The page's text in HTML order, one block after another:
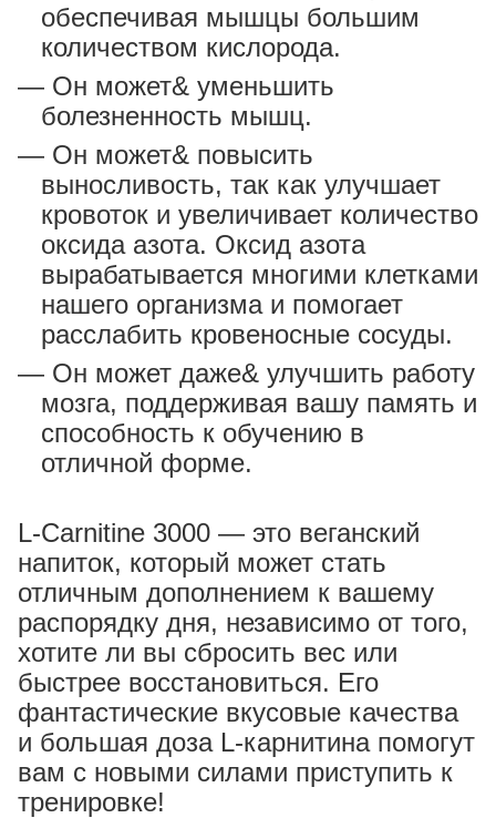
обеспечивая мышцы большим
количеством кислорода.
Он может& уменьшить
болезненность мышц.
Он может& повысить
выносливость, так как улучшает
кровоток и увеличивает количество
оксида азота. Оксид азота
вырабатывается многими клетками
нашего организма и помогает
расслабить кровеносные сосуды.
Он может даже& улучшить работу
мозга, поддерживая вашу память и
способность к обучению в
отличной форме.
L-Carnitine 3000 — это веганский
напиток, который может стать
отличным дополнением к вашему
распорядку дня, независимо от того,
хотите ли вы сбросить вес или
быстрее восстановиться. Его
фантастические вкусовые качества
и большая доза L-карнитина помогут
вам с новыми силами приступить к
тренировке!